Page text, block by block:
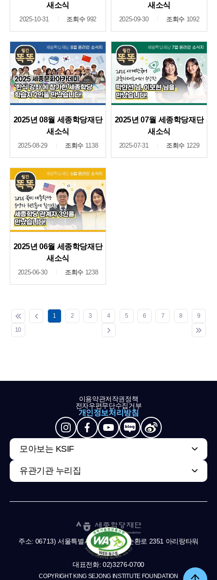
새소식
2025-10-31 조회수992
새소식
2025-09-30 조회수 1092
2025년 08월 세종학당재단
새소식
2025-08-29 조회수 1138
2025년 07월 세종학당재단
새소식
2025-07-31 조회수 1229
2025년 06월 세종학당재단
새소식
2025-06-30 조회수 1238
1 2 3 4 5 6 7 8 9
10
이용약관저작권정책
전자우편무단수집거부
개인정보처리방침
모아보는 KSIF
유관기관 누리집
주소: 06713) 서울특별시 서초구 남부순환로 2351 아리랑타워
11,13층
대표전화: 02)3276-0700
COPYRIGHT KING SEJONG INSTITUTE FOUNDATION